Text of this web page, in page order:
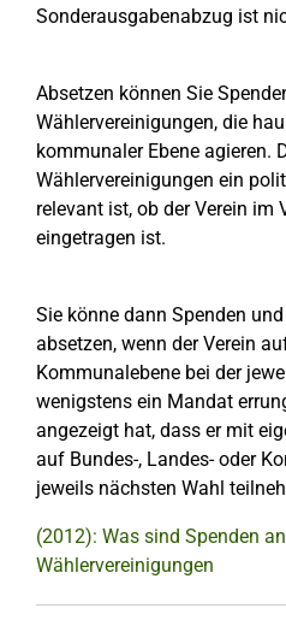
Sonderausgabenabzug ist
Absetzen können Sie
Wählervereinigungen, die
kommunaler Ebene agieren.
Wählervereinigungen ein
relevant ist, ob der Verein im
eingetragen ist.
Sie könne dann Spenden
absetzen, wenn der Verein
Kommunalebene bei der
wenigstens ein Mandat
angezeigt hat, dass er mit
auf Bundes-, Landes- oder
jeweils nächsten Wahl
(2012): Was sind Spenden
Wählervereinigungen